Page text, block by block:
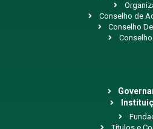
Conselho de
Conselho
Conselho